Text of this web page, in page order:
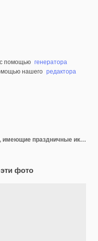
помощью генератора
нашего редактора
Веселые разнообразные люди, имеющие праздничные иконы
фото